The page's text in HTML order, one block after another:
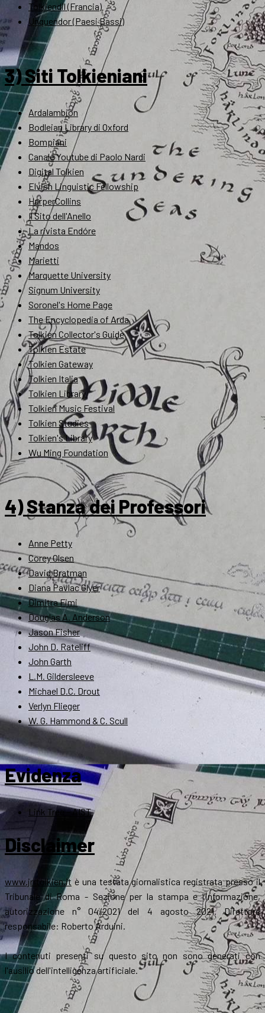
Tolkiendil (Francia)
Unquendor (Paesi Bassi)
3) Siti Tolkieniani
Ardalambion
Bodleian Library di Oxford
Bompiani
Canale Youtube di Paolo Nardi
Digital Tolkien
Elvish Linguistic Fellowship
HarperCollins
Il Sito dell'Anello
La rivista Endóre
Mandos
Marietti
Marquette University
Signum University
Soronel's Home Page
The Encyclopedia of Arda
Tolkien Collector's Guide
Tolkien Estate
Tolkien Gateway
Tolkien Italia
Tolkien Library
Tolkien Music Festival
Tolkien Studies
Tolkien's Library
Wu Ming Foundation
4) Stanza dei Professori
Anne Petty
Corey Olsen
David Bratman
Diana Pavlac Glyer
Dimitra Fimi
Douglas A. Anderson
Jason Fisher
John D. Rateliff
John Garth
L.M. Gildersleeve
Michael D.C. Drout
Verlyn Flieger
W. G. Hammond & C. Scull
Evidenza
Link Tree – AIST
Disclaimer
www.jrrtolkien.it è una testata giornalistica registrata presso il
Tribunale di Roma - Sezione per la stampa e l’informazione,
autorizzazione n° 04/2021 del 4 agosto 2021. Direttore
responsabile: Roberto Arduini.
I contenuti presenti su questo sito non sono generati con
l'ausilio dell'intelligenza artificiale.